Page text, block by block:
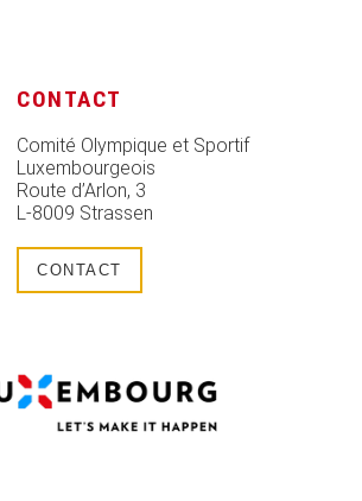
CONTACT
Comité Olympique et Sportif
Luxembourgeois
Route d’Arlon, 3
L-8009 Strassen
CONTACT